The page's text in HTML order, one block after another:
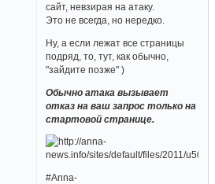
сайт, невзирая на атаку.
Это не всегда, но нередко.
Ну, а если лежат все страницы
подряд, то, тут, как обычно,
"зайдите позже" )
Обычно атака вызывает
отказ на ваш запрос только на
стартовой странице.
#Anna-